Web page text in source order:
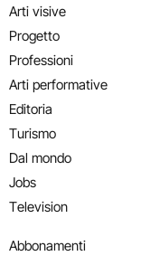
Arti visive
Progetto
Professioni
Arti performative
Editoria
Turismo
Dal mondo
Jobs
Television
Abbonamenti